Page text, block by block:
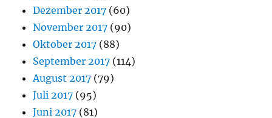
Dezember 2017 (60)
November 2017 (90)
Oktober 2017 (88)
September 2017 (114)
August 2017 (79)
Juli 2017 (95)
Juni 2017 (81)